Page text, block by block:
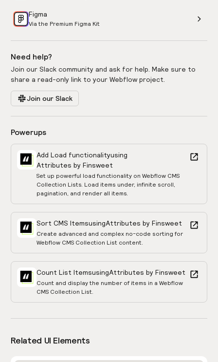
Figma
Via the Premium Figma Kit
Need help?
Join our Slack community and ask for help. Make sure to
share a read-only link to your Webflow project.
Join our Slack
Powerups
Add Load functionalityusing
Attributes by Finsweet
Set up powerful load functionality on Webflow CMS
Collection Lists. Load items under, infinite scroll,
pagination, and render all items.
Sort CMS ItemsusingAttributes by Finsweet
Create advanced and complex no-code sorting for
Webflow CMS Collection List content.
Count List ItemsusingAttributes by Finsweet
Count and display the number of items in a Webflow
CMS Collection List.
Related UI Elements